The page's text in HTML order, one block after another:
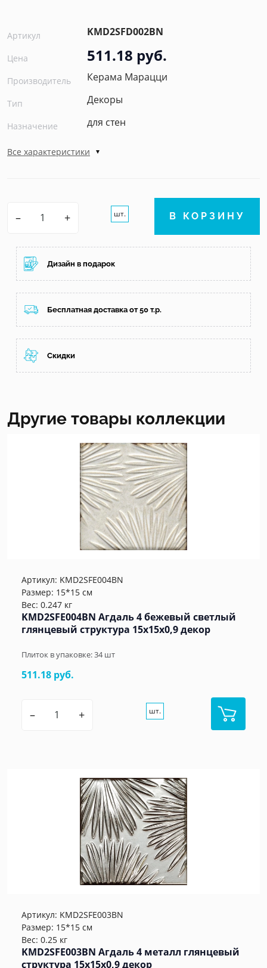
Артикул KMD2SFD002BN
Цена 511.18 руб.
Производитель Керама Марацци
Тип Декоры
Назначение для стен
Все характеристики
– + шт. В КОРЗИНУ
Дизайн в подарок
Бесплатная доставка от 50 т.р.
Скидки
Другие товары коллекции
Артикул: KMD2SFE004BN
Размер: 15*15 см
Вес: 0.247 кг
KMD2SFE004BN Агдаль 4 бежевый светлый
глянцевый структура 15x15x0,9 декор
Плиток в упаковке:34шт
511.18 руб.
– + шт.
Артикул: KMD2SFE003BN
Размер: 15*15 см
Вес: 0.25 кг
KMD2SFE003BN Агдаль 4 металл глянцевый
структура 15x15x0,9 декор